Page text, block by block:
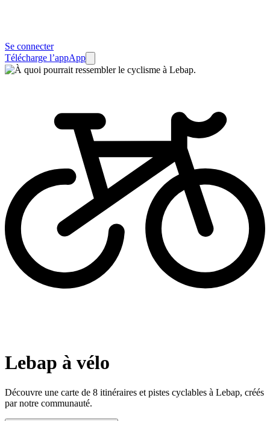
Se connecter
Télécharge l’appApp
Lebap à vélo
Découvre une carte de 8 itinéraires et pistes cyclables à Lebap, créés
par notre communauté.